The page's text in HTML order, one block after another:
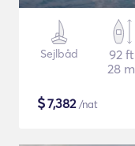
Sejlbåd
92 ft
28 m
$7,382/nat